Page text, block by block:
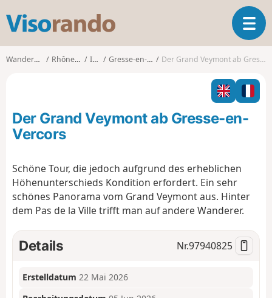
s
o
o
T
o
l
n
i
Wanderungen Rhône-Alpes Isère Gresse-en-Vercors Der Grand Veymont ab Gresse-en-Vercors
Der Grand Veymont ab Gresse-en-
Vercors
Schöne Tour, die jedoch aufgrund des erheblichen
Höhenunterschieds Kondition erfordert. Ein sehr
schönes Panorama vom Grand Veymont aus. Hinter
dem Pas de la Ville trifft man auf andere Wanderer.
Details Nr.97940825
Erstelldatum 22 Mai 2026